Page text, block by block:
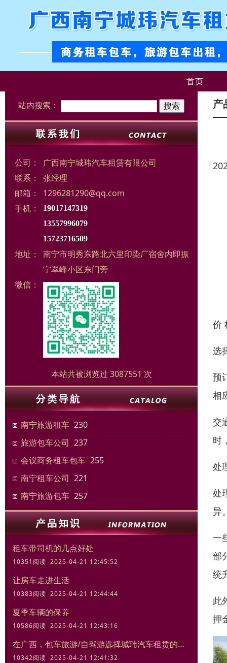
首页
站内搜索：
公司：
广西南宁城玮汽车租赁有限公司
联系：
张经理
邮箱：
1296281290@qq.com
手机：
19017147319
13557996079
15723716509
地址：
南宁市明秀东路北六里印染厂宿舍内即振
宁翠峰小区东门旁
微信：
本站共被浏览过 3087551 次
南宁旅游租车 230
旅游包车公司 237
会议商务租车包车 255
南宁租车公司 221
南宁旅游包车 257
租车带司机的几点好处
10351阅读 2025-04-21 12:45:52
让房车走进生活
10383阅读 2025-04-21 12:44:44
夏季车辆的保养
10586阅读 2025-04-21 12:43:16
在广西，包车旅游/自驾游选择城玮汽车租赁的三大理由
10342阅读 2025-04-21 12:41:32
产
价
选
预
相
交
时
处
处
异
一
部
统
此
押